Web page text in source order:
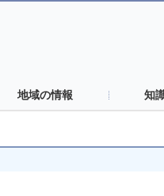
地域の情報 知